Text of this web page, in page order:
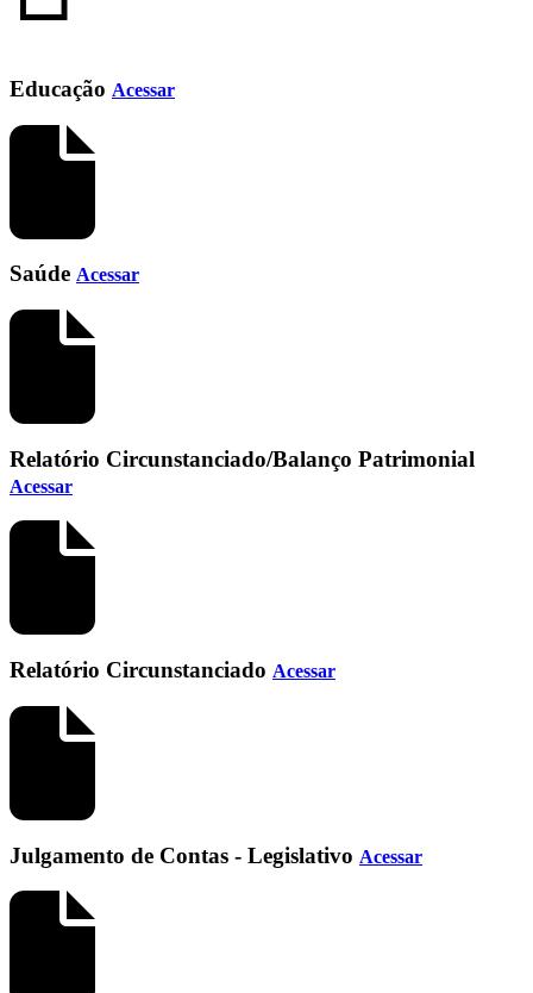
Educação Acessar
Saúde Acessar
Relatório Circunstanciado/Balanço Patrimonial
Acessar
Relatório Circunstanciado Acessar
Julgamento de Contas - Legislativo Acessar